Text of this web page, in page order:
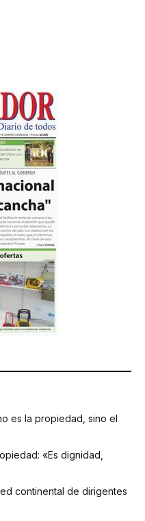
es la propiedad, sino el
«Es dignidad,
continental de dirigentes